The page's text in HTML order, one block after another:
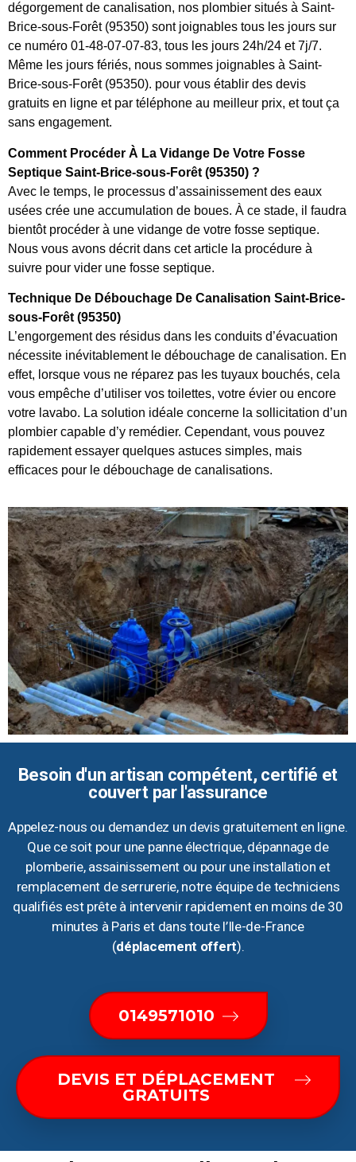
dégorgement de canalisation, nos plombier situés à Saint-
Brice-sous-Forêt (95350) sont joignables tous les jours sur
ce numéro 01-48-07-07-83, tous les jours 24h/24 et 7j/7.
Même les jours fériés, nous sommes joignables à Saint-
Brice-sous-Forêt (95350). pour vous établir des devis
gratuits en ligne et par téléphone au meilleur prix, et tout ça
sans engagement.
Comment Procéder À La Vidange De Votre Fosse
Septique Saint-Brice-sous-Forêt (95350) ?
Avec le temps, le processus d’assainissement des eaux
usées crée une accumulation de boues. À ce stade, il faudra
bientôt procéder à une vidange de votre fosse septique.
Nous vous avons décrit dans cet article la procédure à
suivre pour vider une fosse septique.
Technique De Débouchage De Canalisation Saint-Brice-
sous-Forêt (95350)
L’engorgement des résidus dans les conduits d’évacuation
nécessite inévitablement le débouchage de canalisation. En
effet, lorsque vous ne réparez pas les tuyaux bouchés, cela
vous empêche d’utiliser vos toilettes, votre évier ou encore
votre lavabo. La solution idéale concerne la sollicitation d’un
plombier capable d’y remédier. Cependant, vous pouvez
rapidement essayer quelques astuces simples, mais
efficaces pour le débouchage de canalisations.
Besoin d'un artisan compétent, certifié et
couvert par l'assurance
Appelez-nous ou demandez un devis gratuitement en ligne.
Que ce soit pour une panne électrique, dépannage de
plomberie, assainissement ou pour une installation et
remplacement de serrurerie, notre équipe de techniciens
qualifiés est prête à intervenir rapidement en moins de 30
minutes à Paris et dans toute l’Ile-de-France
(déplacement offert).
0149571010
DEVIS ET DÉPLACEMENT
GRATUITS